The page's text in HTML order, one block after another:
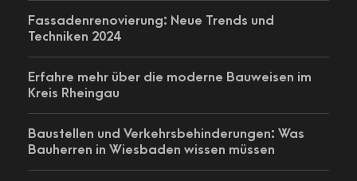
Fassadenrenovierung: Neue Trends und
Techniken 2024
Erfahre mehr über die moderne Bauweisen im
Kreis Rheingau
Baustellen und Verkehrsbehinderungen: Was
Bauherren in Wiesbaden wissen müssen